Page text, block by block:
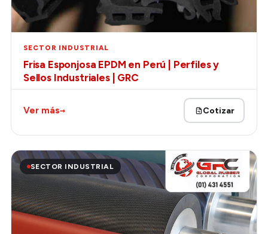
SECTOR INDUSTRIAL
Frisa Esponjosa EPDM en Perú | Perfiles y
Sellos Industriales | GRC
Ver más→ Cotizar
SECTOR INDUSTRIAL